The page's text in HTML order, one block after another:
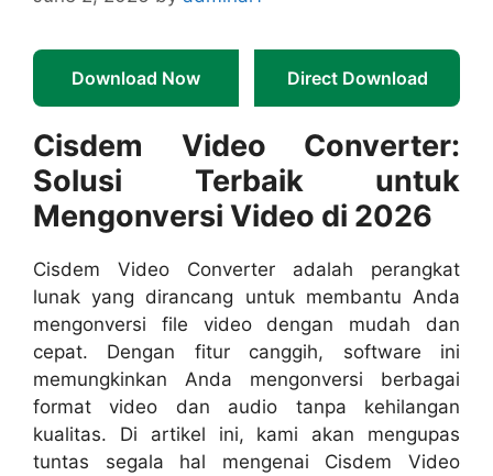
Download Now Direct Download
Cisdem Video Converter:
Solusi Terbaik untuk
Mengonversi Video di 2026
Cisdem Video Converter adalah perangkat
lunak yang dirancang untuk membantu Anda
mengonversi file video dengan mudah dan
cepat. Dengan fitur canggih, software ini
memungkinkan Anda mengonversi berbagai
format video dan audio tanpa kehilangan
kualitas. Di artikel ini, kami akan mengupas
tuntas segala hal mengenai Cisdem Video